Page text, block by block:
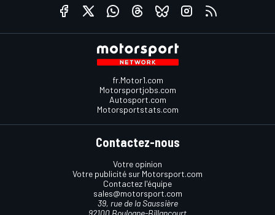
fr.Motor1.com
Motorsportjobs.com
Autosport.com
Motorsportstats.com
Contactez-nous
Votre opinion
Votre publicité sur Motorsport.com
Contactez l'équipe
sales@motorsport.com
39, rue de la Saussière